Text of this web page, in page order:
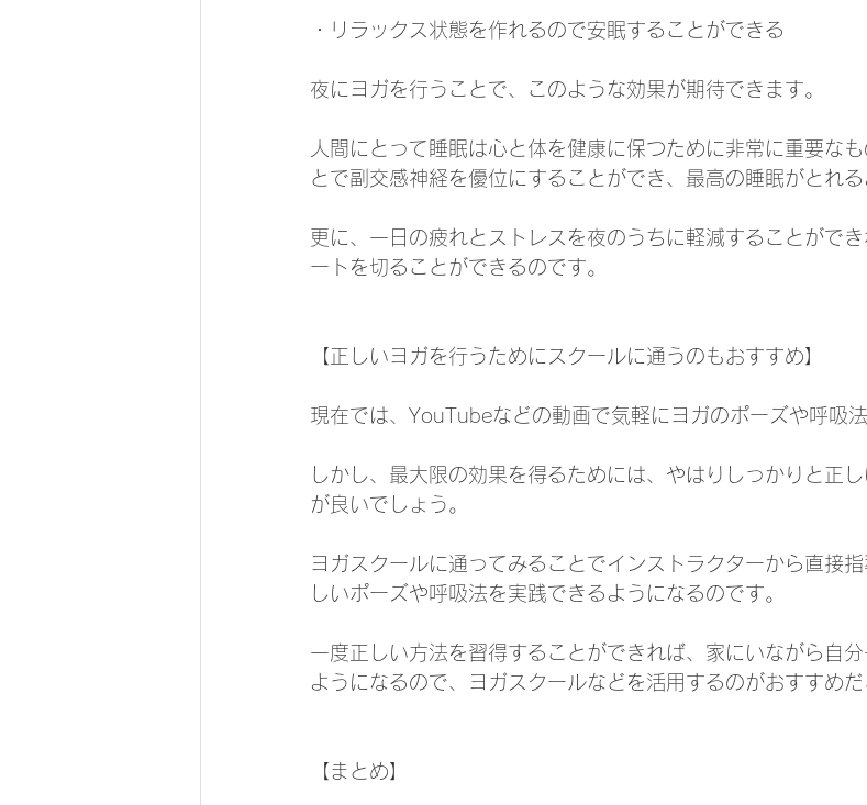
・リラックス状態を作れるので安眠することができる
夜にヨガを行うことで、このような効果が期待できます。
人間にとって睡眠は心と体を健康に保つために非常に重要な
とで副交感神経を優位にすることができ、最高の睡眠がとれる
更に、一日の疲れとストレスを夜のうちに軽減することがで
ートを切ることができるのです。
【正しいヨガを行うためにスクールに通うのもおすすめ】
現在では、YouTubeなどの動画で気軽にヨガのポーズや呼吸
しかし、最大限の効果を得るためには、やはりしっかりと正
が良いでしょう。
ヨガスクールに通ってみることでインストラクターから直接
しいポーズや呼吸法を実践できるようになるのです。
一度正しい方法を習得することができれば、家にいながら自
ようになるので、ヨガスクールなどを活用するのがおすすめだ
【まとめ】